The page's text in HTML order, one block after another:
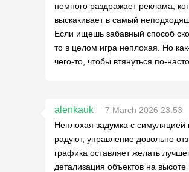
немного раздражает реклама,
выскакивает в самый
Если ищешь забавный способ
то в целом игра неплохая. Но
чего-то, чтобы втянуться по-
alenkauk
7 March 2026 23:53
Неплохая задумка с симуляцией
радуют, управление довольно
графика оставляет желать
детализация объектов на высоте